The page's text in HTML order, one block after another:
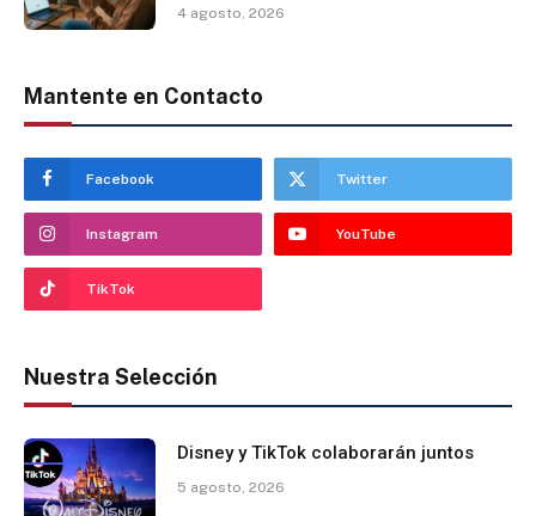
4 agosto, 2026
Mantente en Contacto
Facebook Twitter
Instagram YouTube
TikTok
Nuestra Selección
Disney y TikTok colaborarán juntos
5 agosto, 2026